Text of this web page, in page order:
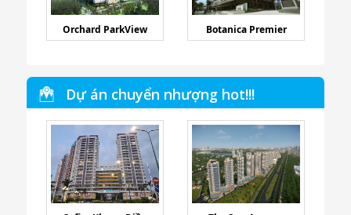
Orchard ParkView Botanica Premier
Dự án chuyển nhượng hot!!!